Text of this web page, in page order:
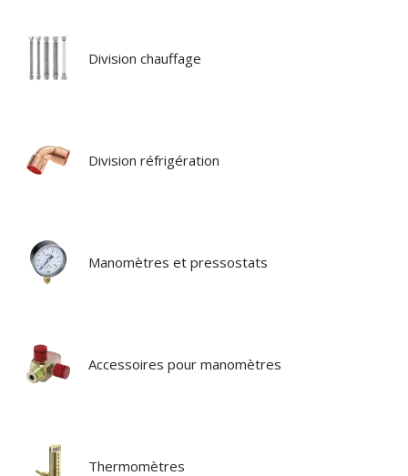
Division chauffage
Division réfrigération
Manomètres et pressostats
Accessoires pour manomètres
Thermomètres